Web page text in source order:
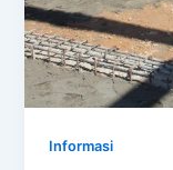
Informasi